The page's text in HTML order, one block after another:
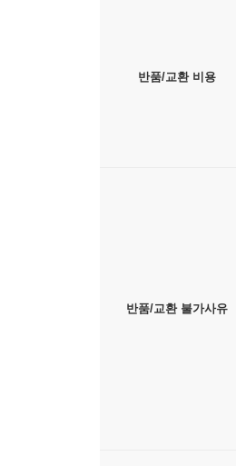
반품/교환 비용
반품/교환 불가사유